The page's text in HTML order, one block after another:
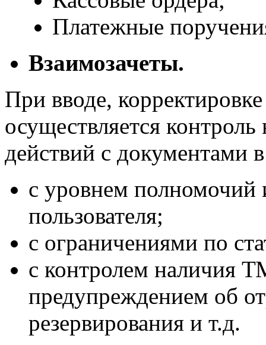
Платежные
Взаимозачеты.
При вводе,
осуществляется
действий с документами
с уровнем полномочий
пользователя;
с ограничениями по
с контролем наличия
предупреждением об
резервирования и т.д.